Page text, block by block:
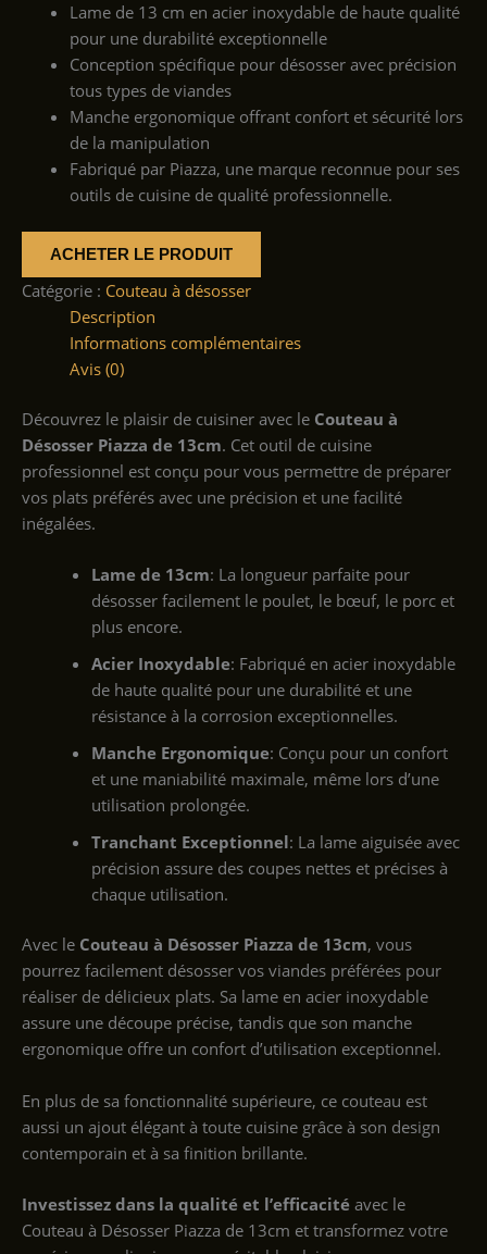
Lame de 13 cm en acier inoxydable de haute qualité
pour une durabilité exceptionnelle
Conception spécifique pour désosser avec précision
tous types de viandes
Manche ergonomique offrant confort et sécurité lors
de la manipulation
Fabriqué par Piazza, une marque reconnue pour ses
outils de cuisine de qualité professionnelle.
ACHETER LE PRODUIT
Catégorie : Couteau à désosser
Description
Informations complémentaires
Avis (0)
Découvrez le plaisir de cuisiner avec le Couteau à
Désosser Piazza de 13cm. Cet outil de cuisine
professionnel est conçu pour vous permettre de préparer
vos plats préférés avec une précision et une facilité
inégalées.
Lame de 13cm: La longueur parfaite pour
désosser facilement le poulet, le bœuf, le porc et
plus encore.
Acier Inoxydable: Fabriqué en acier inoxydable
de haute qualité pour une durabilité et une
résistance à la corrosion exceptionnelles.
Manche Ergonomique: Conçu pour un confort
et une maniabilité maximale, même lors d’une
utilisation prolongée.
Tranchant Exceptionnel: La lame aiguisée avec
précision assure des coupes nettes et précises à
chaque utilisation.
Avec le Couteau à Désosser Piazza de 13cm, vous
pourrez facilement désosser vos viandes préférées pour
réaliser de délicieux plats. Sa lame en acier inoxydable
assure une découpe précise, tandis que son manche
ergonomique offre un confort d’utilisation exceptionnel.
En plus de sa fonctionnalité supérieure, ce couteau est
aussi un ajout élégant à toute cuisine grâce à son design
contemporain et à sa finition brillante.
Investissez dans la qualité et l’efficacité avec le
Couteau à Désosser Piazza de 13cm et transformez votre